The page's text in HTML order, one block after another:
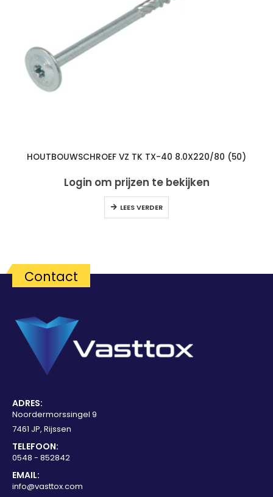
HOUTBOUWSCHROEF VZ TK TX-40 8.0X220/80 (50)
Login om prijzen te bekijken
LEES VERDER
Contact
ADRES:
Noordermorssingel 9
7461 JP, Rijssen
TELEFOON:
0548 - 852842
EMAIL:
info@vasttox.com